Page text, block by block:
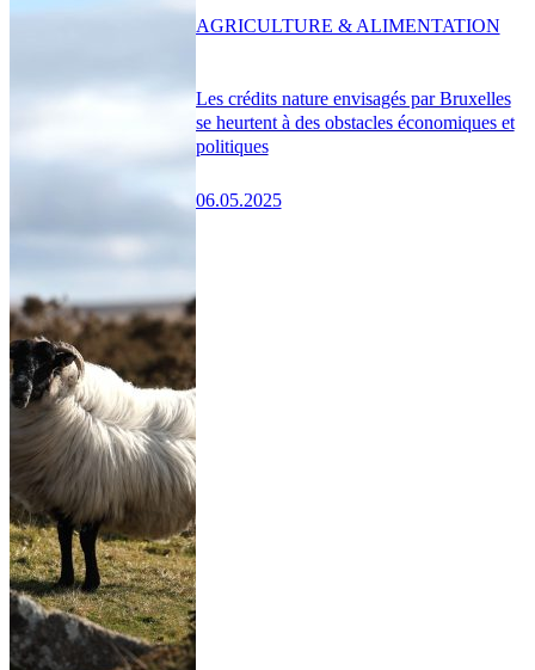
Les crédits nature envisagés par Bruxelles
se heurtent à des obstacles économiques et
politiques
06.05.2025
AGRICULTURE & ALIMENTATION